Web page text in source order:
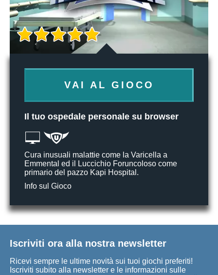
VAI AL GIOCO
Il tuo ospedale personale su browser
Cura inusuali malattie come la Varicella a
Emmental ed il Luccichio Foruncoloso come
primario del pazzo Kapi Hospital.
Info sul Gioco
Iscriviti ora alla nostra newsletter
Ricevi sempre le ultime novità sui tuoi giochi preferiti!
Iscriviti subito alla newsletter e le informazioni sulle